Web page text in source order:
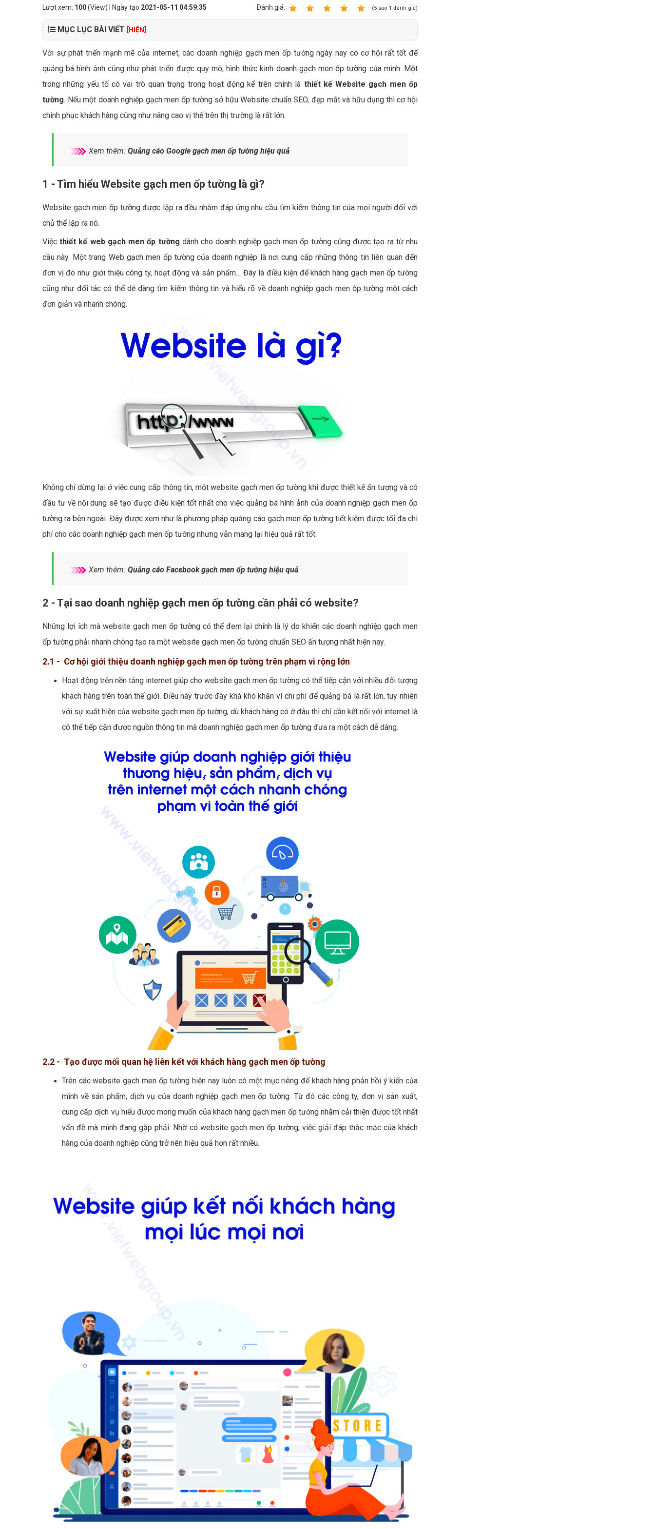
Bảng giá quảng cáo Facebook
Bảng giá quản trị Website
Bảng giá quản trị Fanpage Facebook
Bảng giá SEO Website
Lượt xem: 100(View) | Ngày tạo 2021-05-11 04:59:35 Ðánh giá: (5 sao 1 đánh giá)
MỤC LỤC BÀI VIẾT [HIỆN]
Với sự phát triển mạnh mẽ của internet, các doanh nghiệp gạch men ốp tường ngày nay có cơ hội rất tốt để
quảng bá hình ảnh cũng như phát triển được quy mô, hình thức kinh doanh gạch men ốp tường của mình. Một
trong những yếu tố có vai trò quan trọng trong hoạt động kể trên chính là thiết kế Website gạch men ốp
tường. Nếu một doanh nghiệp gạch men ốp tường sở hữu Website chuẩn SEO, đẹp mắt và hữu dụng thì cơ hội
chinh phục khách hàng cũng như nâng cao vị thế trên thị trường là rất lớn.
Xem thêm: Quảng cáo Google gạch men ốp tường hiệu quả
1 - Tìm hiểu Website gạch men ốp tường là gì?
Website gạch men ốp tường được lập ra đều nhằm đáp ứng nhu cầu tìm kiếm thông tin của mọi người đối với
chủ thể lập ra nó.
Việcthiết kế web gạch men ốp tường dành cho doanh nghiệp gạch men ốp tường cũng được tạo ra từ nhu
cầu này. Một trang Web gạch men ốp tường của doanh nghiệp là nơi cung cấp những thông tin liên quan đến
đơn vị đó như giới thiệu công ty, hoạt động và sản phẩm… Đây là điều kiện để khách hàng gạch men ốp tường
cũng như đối tác có thể dễ dàng tìm kiếm thông tin và hiểu rõ về doanh nghiệp gạch men ốp tường một cách
đơn giản và nhanh chóng.
Không chỉ dừng lại ở việc cung cấp thông tin, một website gạch men ốp tường khi được thiết kế ấn tượng và có
đầu tư về nội dung sẽ tạo được điều kiện tốt nhất cho việc quảng bá hình ảnh của doanh nghiệp gạch men ốp
tường ra bên ngoài. Đây được xem như là phương pháp quảng cáo gạch men ốp tường tiết kiệm được tối đa chi
phí cho các doanh nghiệp gạch men ốp tường nhưng vẫn mang lại hiệu quả rất tốt.
Xem thêm: Quảng cáo Facebook gạch men ốp tường hiệu quả
2 - Tại sao doanh nghiệp gạch men ốp tường cần phải có website?
Những lợi ích mà website gạch men ốp tường có thể đem lại chính là lý do khiến các doanh nghiệp gạch men
ốp tường phải nhanh chóng tạo ra một website gạch men ốp tường chuẩn SEO ấn tượng nhất hiện nay.
2.1 - Cơ hội giới thiệu doanh nghiệp gạch men ốp tường trên phạm vi rộng lớn
Hoạt động trên nền tảng internet giúp cho website gạch men ốp tường có thể tiếp cận với nhiều đối tượng
khách hàng trên toàn thế giới. Điều này trước đây khá khó khăn vì chi phí để quảng bá là rất lớn, tuy nhiên
với sự xuất hiện của website gạch men ốp tường, dù khách hàng có ở đâu thì chỉ cần kết nối với internet là
có thể tiếp cận được nguồn thông tin mà doanh nghiệp gạch men ốp tường đưa ra một cách dễ dàng.
2.2 - Tạo được mối quan hệ liên kết với khách hàng gạch men ốp tường
Trên các website gạch men ốp tường hiện nay luôn có một mục riêng để khách hàng phản hồi ý kiến của
mình về sản phẩm, dịch vụ của doanh nghiệp gạch men ốp tường. Từ đó các công ty, đơn vị sản xuất,
cung cấp dịch vụ hiểu được mong muốn của khách hàng gạch men ốp tường nhằm cải thiện được tốt nhất
vấn đề mà mình đang gặp phải. Nhờ có website gạch men ốp tường, việc giải đáp thắc mắc của khách
hàng của doanh nghiệp cũng trở nên hiệu quả hơn rất nhiều.